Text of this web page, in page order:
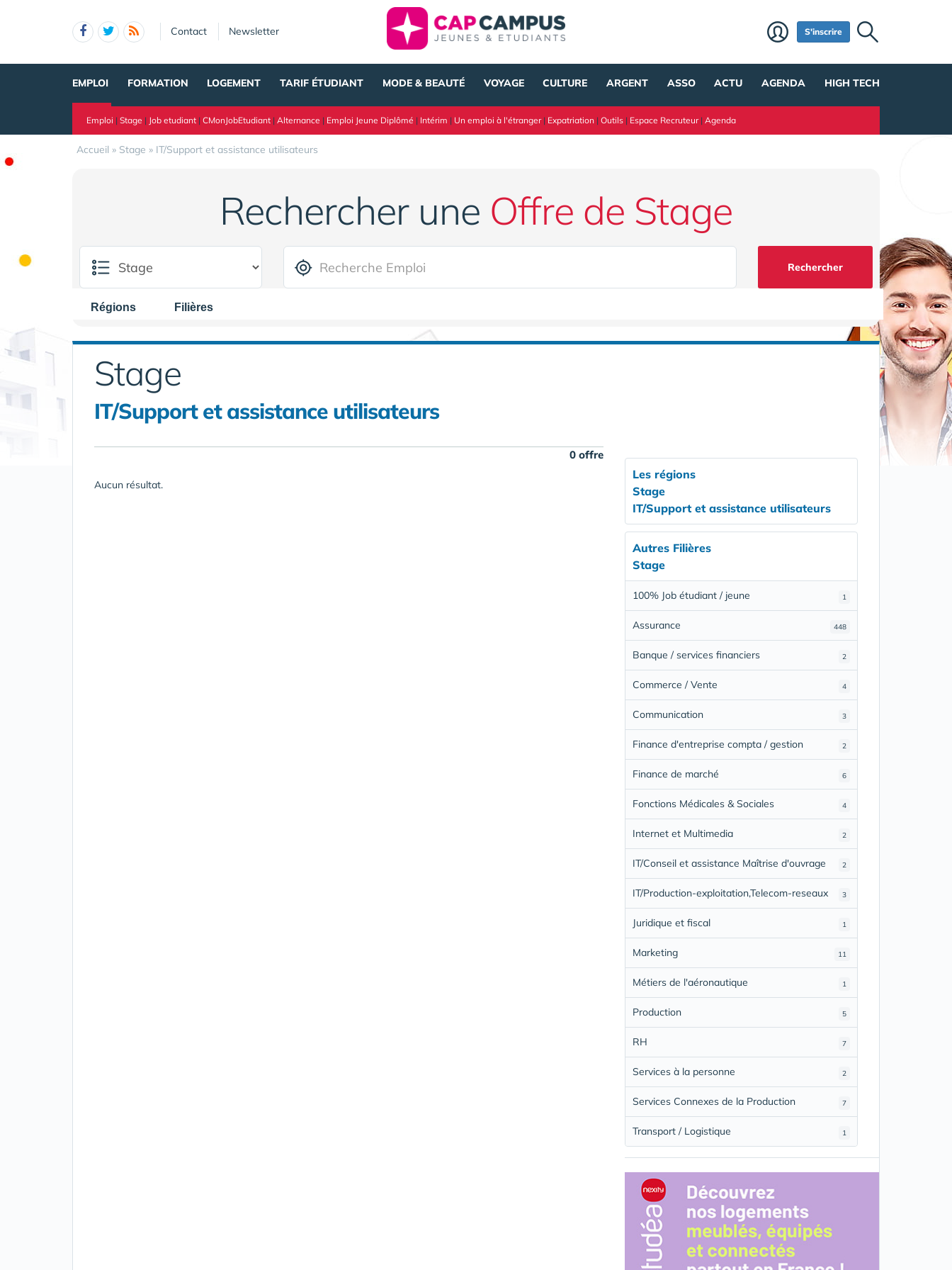
Contact Newsletter S'inscrire
EMPLOI FORMATION LOGEMENT TARIF ÉTUDIANT MODE & BEAUTÉ VOYAGE CULTURE ARGENT ASSO ACTU AGENDA HIGH TECH
Emploi | Stage | Job etudiant | CMonJobEtudiant | Alternance | Emploi Jeune Diplômé | Intérim | Un emploi à l'étranger| Expatriation | Outils | Espace Recruteur| Agenda
Accueil » Stage » IT/Support et assistance utilisateurs
Rechercher une Offre de Stage
Rechercher
Régions Filières
Stage
IT/Support et assistance utilisateurs
0 offre
Aucun résultat.
Les régions
Stage
IT/Support et assistance utilisateurs
Autres Filières
Stage
1
100% Job étudiant / jeune
448
Assurance
2
Banque / services financiers
4
Commerce / Vente
3
Communication
2
Finance d'entreprise compta / gestion
6
Finance de marché
4
Fonctions Médicales & Sociales
2
Internet et Multimedia
2
IT/Conseil et assistance Maîtrise d'ouvrage
3
IT/Production-exploitation,Telecom-reseaux
1
Juridique et fiscal
11
Marketing
1
Métiers de l'aéronautique
5
Production
7
RH
2
Services à la personne
7
Services Connexes de la Production
1
Transport / Logistique